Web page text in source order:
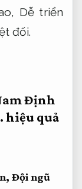
Dễ triển
đối.
Định
hiệu quả
Đội ngũ